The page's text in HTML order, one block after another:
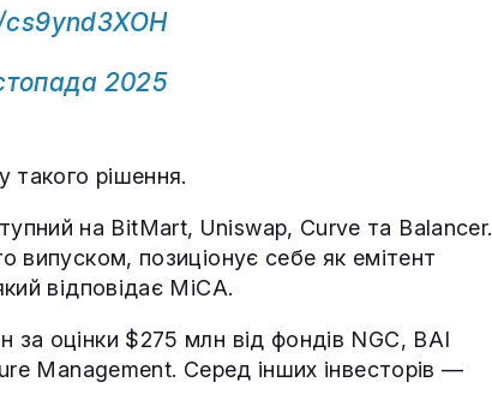
2025
такого рішення.
на BitMart, Uniswap, Curve та Balancer.
випуском, позиціонує себе як емітент
відповідає MiCA.
за оцінки $275 млн від фондів NGC, BAI
Management. Серед інших інвесторів —